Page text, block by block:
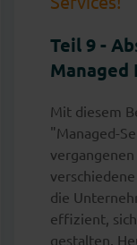
Teil 9 -
Mit diesem
"Managed-
die
effizient,
gestalten.